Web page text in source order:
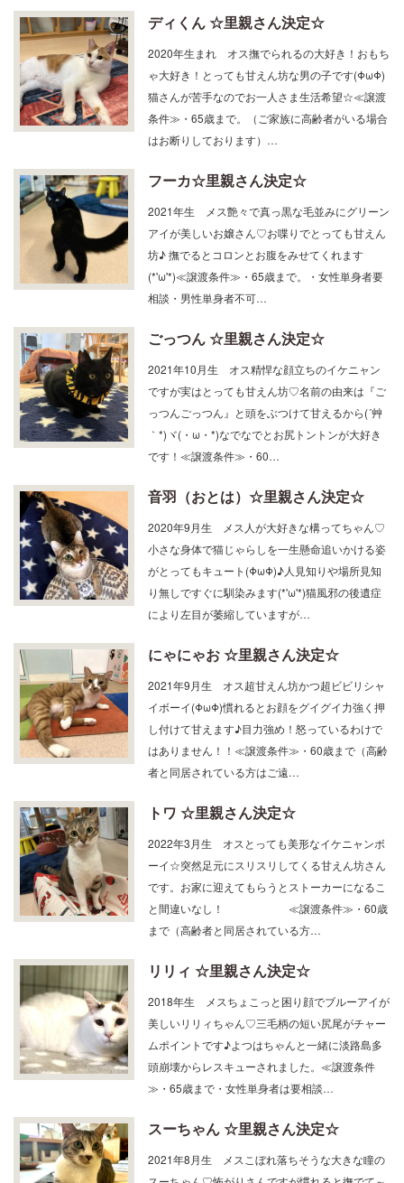
ディくん ☆里親さん決定☆
ゃ大好き！とっても甘えん坊な男の子です(ΦωΦ)
猫さんが苦手なのでお一人さま生活希望☆≪譲渡
条件≫・65歳まで。（ご家族に高齢者がいる場合
はお断りしております）…
フーカ☆里親さん決定☆
アイが美しいお嬢さん♡お喋りでとっても甘えん
坊♪ 撫でるとコロンとお腹をみせてくれます
(*'ω'*)≪譲渡条件≫・65歳まで。・女性単身者要
相談・男性単身者不可…
ごっつん ☆里親さん決定☆
ですが実はとっても甘えん坊♡名前の由来は『ご
っつんごっつん』と頭をぶつけて甘えるから(´艸
｀*)ヾ(・ω・*)なでなでとお尻トントンが大好き
です！≪譲渡条件≫・60…
音羽（おとは）☆里親さん決定☆
小さな身体で猫じゃらしを一生懸命追いかける姿
がとってもキュート(ΦωΦ)♪人見知りや場所見知
り無しですぐに馴染みます(*'ω'*)猫風邪の後遺症
により左目が萎縮していますが…
にゃにゃお ☆里親さん決定☆
イボーイ(ΦωΦ)慣れるとお顔をグイグイ力強く押
し付けて甘えます♪目力強め！怒っているわけで
はありません！！≪譲渡条件≫・60歳まで（高齢
者と同居されている方はご遠…
トワ ☆里親さん決定☆
ーイ☆突然足元にスリスリしてくる甘えん坊さん
です。お家に迎えてもらうとストーカーになるこ
と間違いなし！ ≪譲渡条件≫・60歳
まで（高齢者と同居されている方…
リリィ ☆里親さん決定☆
美しいリリィちゃん♡三毛柄の短い尻尾がチャー
ムポイントです♪よつはちゃんと一緒に淡路島多
頭崩壊からレスキューされました。≪譲渡条件
≫・65歳まで・女性単身者は要相談…
スーちゃん ☆里親さん決定☆
スーちゃん♡怖がりさんですが慣れると撫でて～